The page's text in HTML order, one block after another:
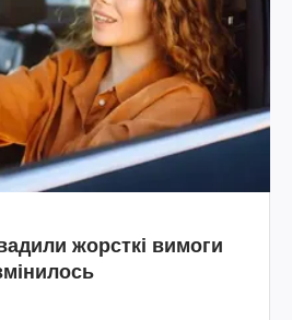
жорсткі вимоги